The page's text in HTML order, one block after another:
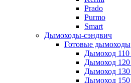
Prado
Purmo
Smart
Дымоходы-сэндвич
Готовые дымоходы
Дымоход
Дымоход
Дымоход
Дымоход